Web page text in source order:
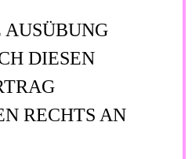
DIESEN
RECHTS AN